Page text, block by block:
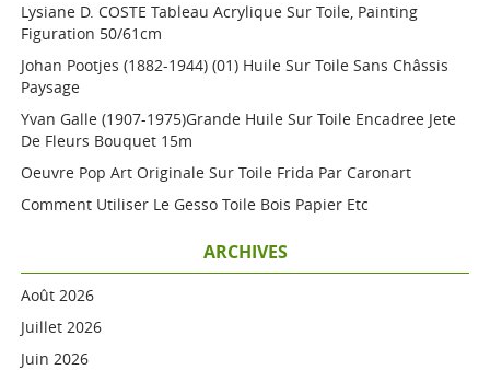
Lysiane D. COSTE Tableau Acrylique Sur Toile, Painting
Figuration 50/61cm
Johan Pootjes (1882-1944) (01) Huile Sur Toile Sans Châssis
Paysage
Yvan Galle (1907-1975)grande Huile Sur Toile Encadree Jete
De Fleurs Bouquet 15m
Oeuvre Pop Art Originale Sur Toile Frida Par Caronart
Comment Utiliser Le Gesso Toile Bois Papier Etc
ARCHIVES
Août 2026
Juillet 2026
Juin 2026